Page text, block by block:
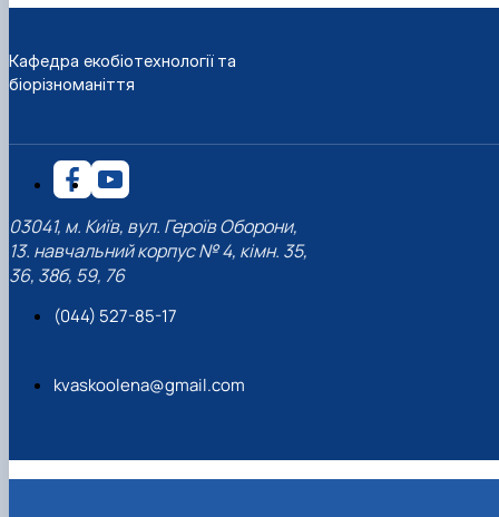
Кафедра екобіотехнології та
біорізноманіття
03041, м. Київ, вул. Героїв Оборони,
13. навчальний корпус № 4, кімн. 35,
36, 38б, 59, 76
(044) 527-85-17
kvaskoolena@gmail.com